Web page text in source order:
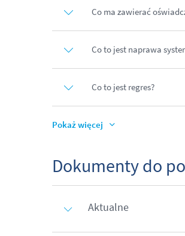
Co ma zawierać
Co to jest naprawa
Co to jest regres?
Pokaż więcej
Dokumenty do
Aktualne